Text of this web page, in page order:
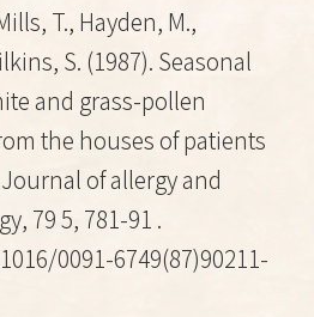
T., Hayden, M.,
S. (1987). Seasonal
and grass-pollen
the houses of patients
of allergy and
, 79 5, 781-91 .
0091-6749(87)90211-